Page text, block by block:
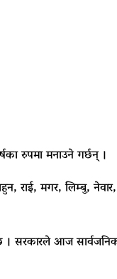
रुपमा मनाउने गर्छन् ।
राई, मगर, लिम्बु,
। सरकारले आज